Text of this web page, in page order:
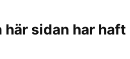
här sidan har